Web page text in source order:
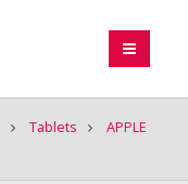
Tablets APPLE